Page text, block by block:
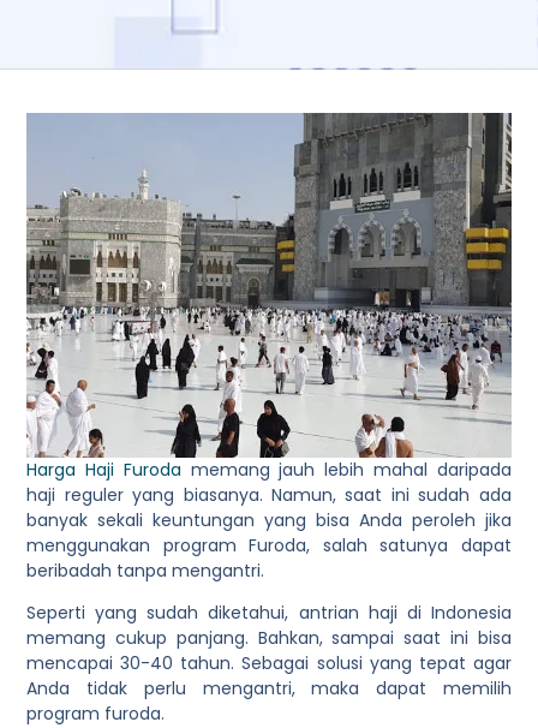
Harga Haji Furoda memang jauh lebih mahal daripada
haji reguler yang biasanya. Namun, saat ini sudah ada
banyak sekali keuntungan yang bisa Anda peroleh jika
menggunakan program Furoda, salah satunya dapat
beribadah tanpa mengantri.
Seperti yang sudah diketahui, antrian haji di Indonesia
memang cukup panjang. Bahkan, sampai saat ini bisa
mencapai 30-40 tahun. Sebagai solusi yang tepat agar
Anda tidak perlu mengantri, maka dapat memilih
program furoda.